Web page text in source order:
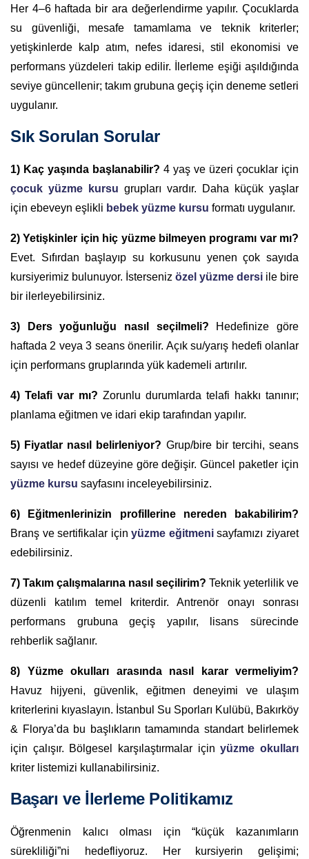
Her 4–6 haftada bir ara değerlendirme yapılır. Çocuklarda
su güvenliği, mesafe tamamlama ve teknik kriterler;
yetişkinlerde kalp atım, nefes idaresi, stil ekonomisi ve
performans yüzdeleri takip edilir. İlerleme eşiği aşıldığında
seviye güncellenir; takım grubuna geçiş için deneme setleri
uygulanır.
Sık Sorulan Sorular
1) Kaç yaşında başlanabilir? 4 yaş ve üzeri çocuklar için
çocuk yüzme kursu grupları vardır. Daha küçük yaşlar
için ebeveyn eşlikli bebek yüzme kursu formatı uygulanır.
2) Yetişkinler için hiç yüzme bilmeyen programı var mı?
Evet. Sıfırdan başlayıp su korkusunu yenen çok sayıda
kursiyerimiz bulunuyor. İsterseniz özel yüzme dersi ile bire
bir ilerleyebilirsiniz.
3) Ders yoğunluğu nasıl seçilmeli? Hedefinize göre
haftada 2 veya 3 seans önerilir. Açık su/yarış hedefi olanlar
için performans gruplarında yük kademeli artırılır.
4) Telafi var mı? Zorunlu durumlarda telafi hakkı tanınır;
planlama eğitmen ve idari ekip tarafından yapılır.
5) Fiyatlar nasıl belirleniyor? Grup/bire bir tercihi, seans
sayısı ve hedef düzeyine göre değişir. Güncel paketler için
yüzme kursu sayfasını inceleyebilirsiniz.
6) Eğitmenlerinizin profillerine nereden bakabilirim?
Branş ve sertifikalar içinyüzme eğitmenisayfamızı ziyaret
edebilirsiniz.
7) Takım çalışmalarına nasıl seçilirim? Teknik yeterlilik ve
düzenli katılım temel kriterdir. Antrenör onayı sonrası
performans grubuna geçiş yapılır, lisans sürecinde
rehberlik sağlanır.
8) Yüzme okulları arasında nasıl karar vermeliyim?
Havuz hijyeni, güvenlik, eğitmen deneyimi ve ulaşım
kriterlerini kıyaslayın. İstanbul Su Sporları Kulübü, Bakırköy
& Florya’da bu başlıkların tamamında standart belirlemek
için çalışır. Bölgesel karşılaştırmalar içinyüzme okulları
kriter listemizi kullanabilirsiniz.
Başarı ve İlerleme Politikamız
Öğrenmenin kalıcı olması için “küçük kazanımların
sürekliliği”ni hedefliyoruz. Her kursiyerin gelişimi;